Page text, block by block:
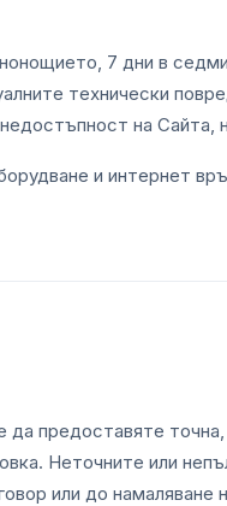
7 дни в
технически
на Сайта,
и интернет
предоставяте
Неточните или
или до